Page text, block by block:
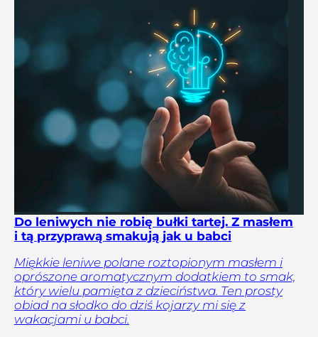
Do leniwych nie robię bułki tartej. Z masłem
i tą przyprawą smakują jak u babci
Miękkie leniwe polane roztopionym masłem i
oprószone aromatycznym dodatkiem to smak,
który wielu pamięta z dzieciństwa. Ten prosty
obiad na słodko do dziś kojarzy mi się z
wakacjami u babci.